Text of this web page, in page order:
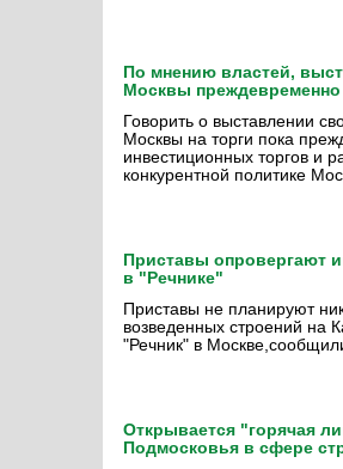
По мнению властей,
Москвы преждевременно
Говорить о выставлении
Москвы на торги пока
инвестиционных торгов и
конкурентной политике
Приставы опровергают
в "Речнике"
Приставы не планируют
возведенных строений на
"Речник" в
Открывается "горячая
Подмосковья в сфере